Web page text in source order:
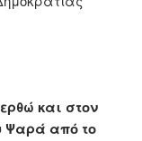
και στον
Ψαρά από το